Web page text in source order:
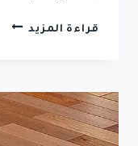
قراءة المزيد